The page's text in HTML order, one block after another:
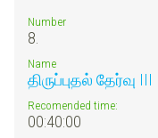
Number
8.
Name
திருப்புதல் தேர்வு III
Recomended time:
00:40:00